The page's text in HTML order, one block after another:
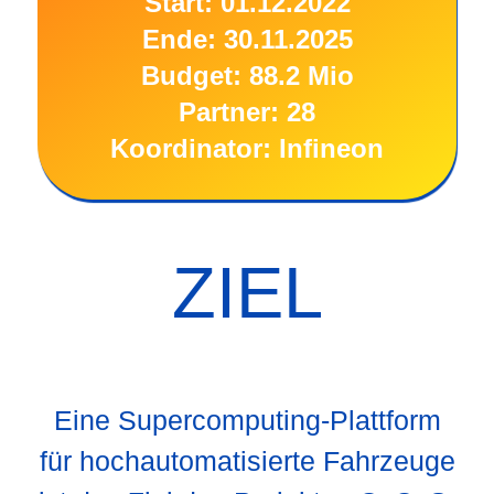
Ende: 30.11.2025
Budget: 88.2 Mio
Partner: 28
Koordinator: Infineon
ZIEL
Eine Supercomputing-Plattform
für hochautomatisierte Fahrzeuge